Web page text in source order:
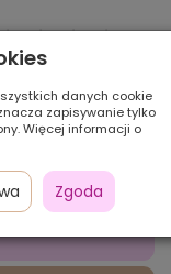
danych cookie
zapisywanie tylko
Więcej informacji o
Zgoda